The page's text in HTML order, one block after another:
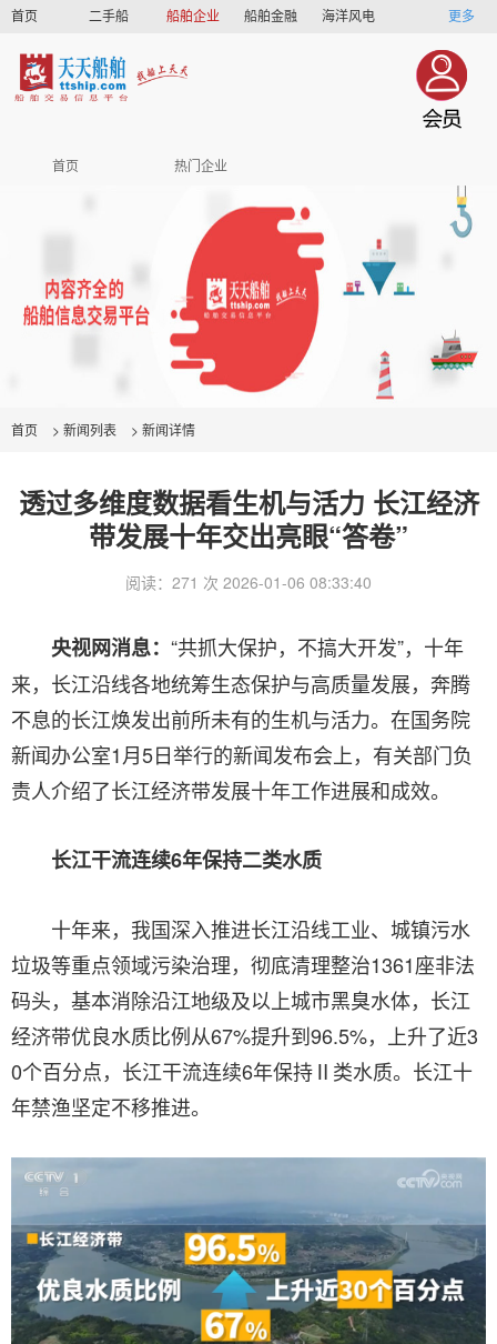
首页 二手船 船舶企业 船舶金融
海洋风电
更多
首页 热门企业
首页 > 新闻列表 > 新闻详情
透过多维度数据看生机与活力 长江经济
带发展十年交出亮眼“答卷”
阅读：271 次 2026-01-06 08:33:40
央视网消息： “共抓大保护，不搞大开发”，十年
来，长江沿线各地统筹生态保护与高质量发展，奔腾
不息的长江焕发出前所未有的生机与活力。在国务院
新闻办公室1月5日举行的新闻发布会上，有关部门负
责人介绍了长江经济带发展十年工作进展和成效。
长江干流连续6年保持二类水质
十年来，我国深入推进长江沿线工业、城镇污水
垃圾等重点领域污染治理，彻底清理整治1361座非法
码头，基本消除沿江地级及以上城市黑臭水体，长江
经济带优良水质比例从67%提升到96.5%，上升了近3
0个百分点，长江干流连续6年保持Ⅱ类水质。长江十
年禁渔坚定不移推进。